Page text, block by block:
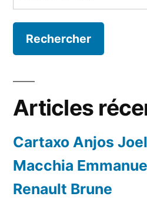
Articles
Cartaxo Anjos Joel
Macchia
Renault Brune